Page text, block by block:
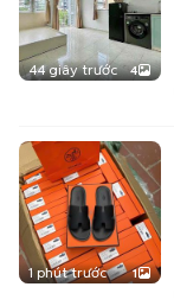
44 giây trước 4
1 phút trước 1